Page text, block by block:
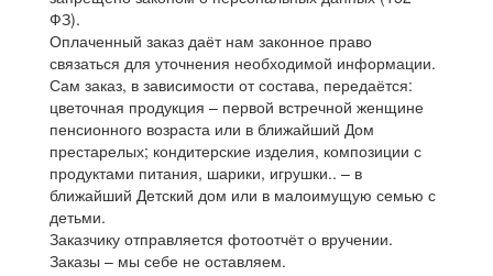
ФЗ).
Оплаченный заказ даёт нам законное право
связаться для уточнения необходимой информации.
Сам заказ, в зависимости от состава, передаётся:
цветочная продукция – первой встречной женщине
пенсионного возраста или в ближайший Дом
престарелых; кондитерские изделия, композиции с
продуктами питания, шарики, игрушки.. – в
ближайший Детский дом или в малоимущую семью с
детьми.
Заказчику отправляется фотоотчёт о вручении.
Заказы – мы себе не оставляем.